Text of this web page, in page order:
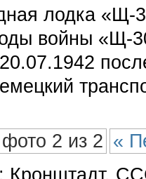
лодка «Щ-
войны «Щ-
2 из 2 «
Кронштадт,